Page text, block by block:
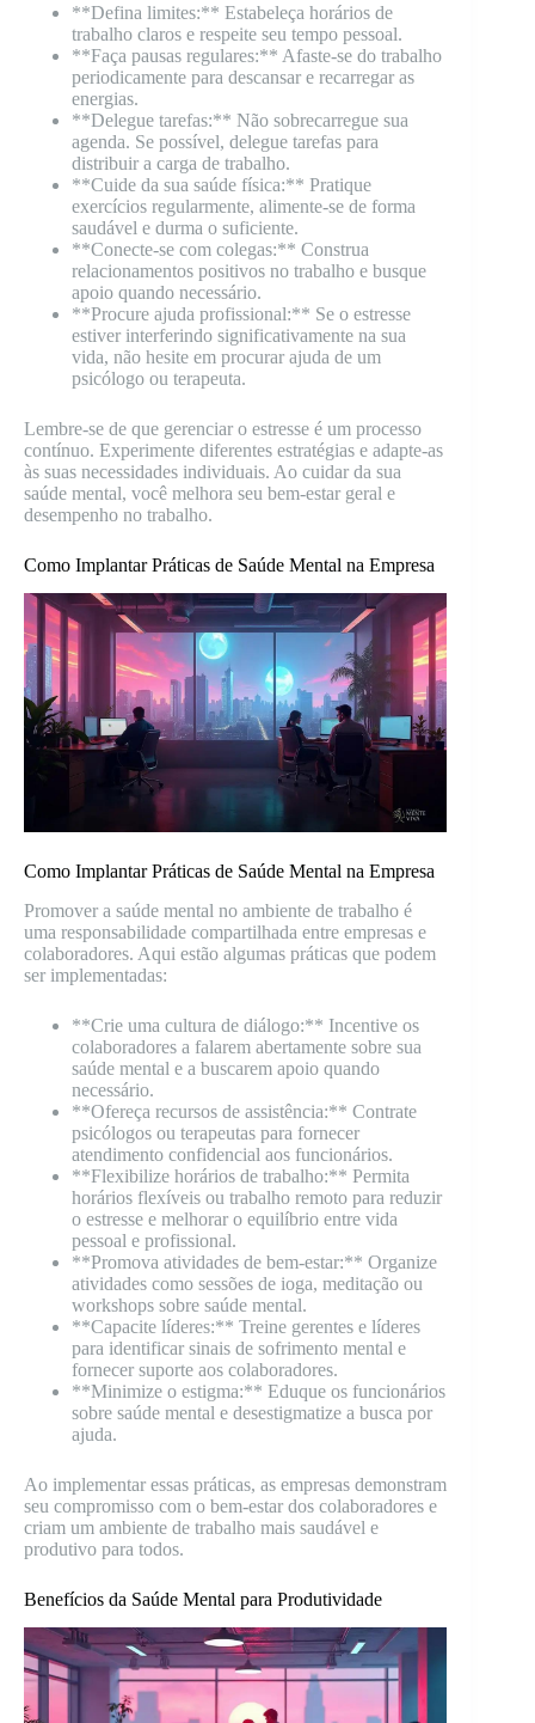
**Defina limites:** Estabeleça horários de
trabalho claros e respeite seu tempo pessoal.
**Faça pausas regulares:** Afaste-se do trabalho
periodicamente para descansar e recarregar as
energias.
**Delegue tarefas:** Não sobrecarregue sua
agenda. Se possível, delegue tarefas para
distribuir a carga de trabalho.
**Cuide da sua saúde física:** Pratique
exercícios regularmente, alimente-se de forma
saudável e durma o suficiente.
**Conecte-se com colegas:** Construa
relacionamentos positivos no trabalho e busque
apoio quando necessário.
**Procure ajuda profissional:** Se o estresse
estiver interferindo significativamente na sua
vida, não hesite em procurar ajuda de um
psicólogo ou terapeuta.
Lembre-se de que gerenciar o estresse é um processo
contínuo. Experimente diferentes estratégias e adapte-as
às suas necessidades individuais. Ao cuidar da sua
saúde mental, você melhora seu bem-estar geral e
desempenho no trabalho.
Como Implantar Práticas de Saúde Mental na Empresa
Como Implantar Práticas de Saúde Mental na Empresa
Promover a saúde mental no ambiente de trabalho é
uma responsabilidade compartilhada entre empresas e
colaboradores. Aqui estão algumas práticas que podem
ser implementadas:
**Crie uma cultura de diálogo:** Incentive os
colaboradores a falarem abertamente sobre sua
saúde mental e a buscarem apoio quando
necessário.
**Ofereça recursos de assistência:** Contrate
psicólogos ou terapeutas para fornecer
atendimento confidencial aos funcionários.
**Flexibilize horários de trabalho:** Permita
horários flexíveis ou trabalho remoto para reduzir
o estresse e melhorar o equilíbrio entre vida
pessoal e profissional.
**Promova atividades de bem-estar:** Organize
atividades como sessões de ioga, meditação ou
workshops sobre saúde mental.
**Capacite líderes:** Treine gerentes e líderes
para identificar sinais de sofrimento mental e
fornecer suporte aos colaboradores.
**Minimize o estigma:** Eduque os funcionários
sobre saúde mental e desestigmatize a busca por
ajuda.
Ao implementar essas práticas, as empresas demonstram
seu compromisso com o bem-estar dos colaboradores e
criam um ambiente de trabalho mais saudável e
produtivo para todos.
Benefícios da Saúde Mental para Produtividade